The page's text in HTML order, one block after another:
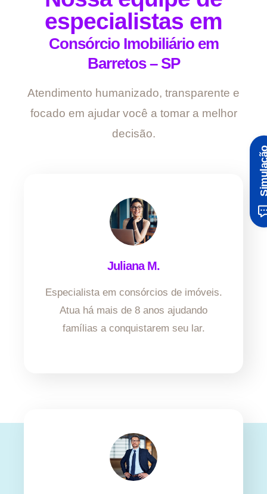
especialistas em
Consórcio Imobiliário em
Barretos – SP
Atendimento humanizado, transparente e
focado em ajudar você a tomar a melhor
decisão.
Juliana M.
Especialista em consórcios de imóveis.
Atua há mais de 8 anos ajudando
famílias a conquistarem seu lar.